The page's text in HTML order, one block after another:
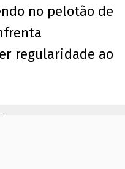
no pelotão de
regularidade ao